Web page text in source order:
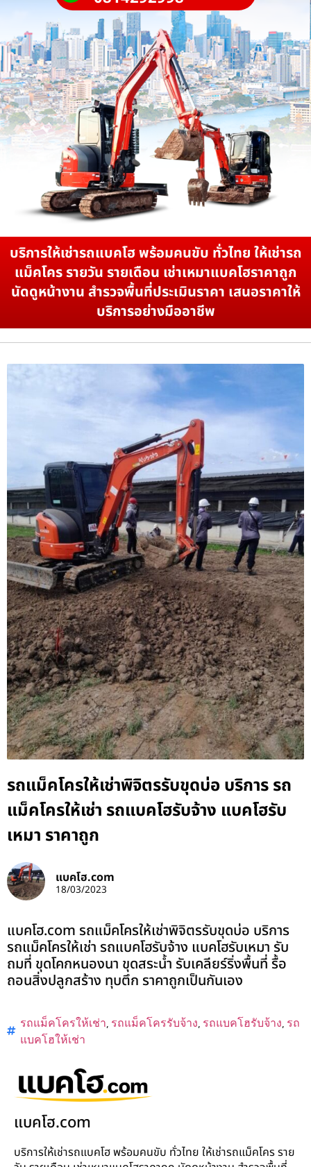
บริการให้เช่ารถแบคโฮ พร้อมคนขับ ทั่วไทย ให้เช่ารถ
แม็คโคร รายวัน รายเดือน เช่าเหมาแบคโฮราคาถูก
นัดดูหน้างาน สำรวจพื้นที่ประเมินราคา เสนอราคาให้
บริการอย่างมืออาชีพ
รถแม็คโครให้เช่าพิจิตรรับขุดบ่อ บริการ รถ
แม็คโครให้เช่า รถแบคโฮรับจ้าง แบคโฮรับ
เหมา ราคาถูก
แบคโฮ.com
18/03/2023
แบคโฮ.com รถแม็คโครให้เช่าพิจิตรรับขุดบ่อ บริการ
รถแม็คโครให้เช่า รถแบคโฮรับจ้าง แบคโฮรับเหมา รับ
ถมที่ ขุดโคกหนองนา ขุดสระน้ำ รับเคลียร์ริ่งพื้นที่ รื้อ
ถอนสิ่งปลูกสร้าง ทุบตึก ราคาถูกเป็นกันเอง
รถแม็คโครให้เช่า, รถแม็คโครรับจ้าง, รถแบคโฮรับจ้าง, รถ
แบคโฮให้เช่า
แบคโฮ.com
บริการให้เช่ารถแบคโฮ พร้อมคนขับ ทั่วไทย ให้เช่ารถแม็คโคร ราย